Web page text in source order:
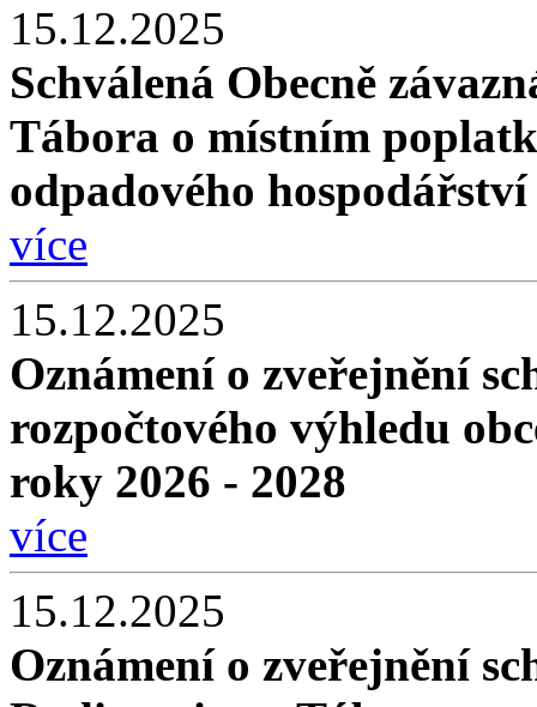
15.12.2025
Schválená Obecně
Tábora o místním
odpadového hospodářství
více
15.12.2025
Oznámení o zveřejnění
rozpočtového výhledu
roky 2026 - 2028
více
15.12.2025
Oznámení o zveřejnění